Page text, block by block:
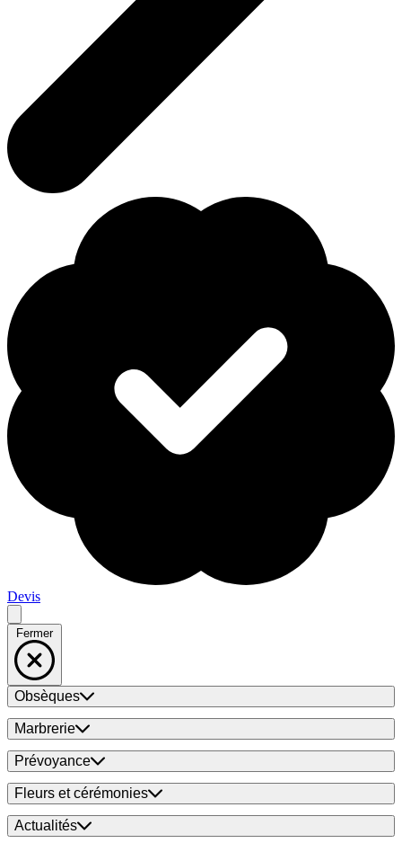
Devis
Fermer
Obsèques
Marbrerie
Prévoyance
Fleurs et cérémonies
Actualités